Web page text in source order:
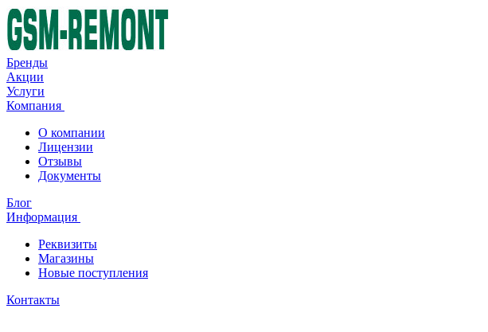
Бренды
Акции
Услуги
Компания
О компании
Лицензии
Отзывы
Документы
Блог
Информация
Реквизиты
Магазины
Новые поступления
Контакты